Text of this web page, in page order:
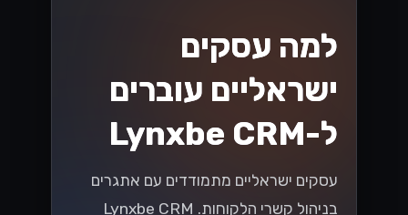
למה עסקים
ישראליים עוברים
ל-Lynxbe CRM
עסקים ישראליים מתמודדים עם אתגרים
בניהול קשרי הלקוחות. Lynxbe CRM